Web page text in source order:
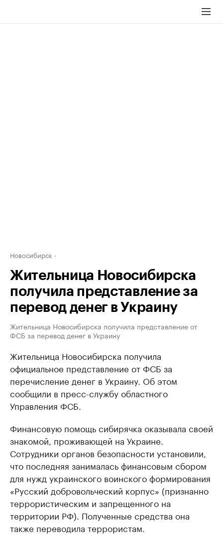
Новосибирск
Жительница Новосибирска
получила представление за
перевод денег в Украину
Жительница Новосибирска получила представление от
ФСБ за перевод денег в Украину
Жительница Новосибирска получила
официальное представление от ФСБ за
перечисление денег в Украину. Об этом
сообщили в пресс-службу областного
Управления ФСБ.
Финансовую помощь сибирячка оказывала своей
знакомой, проживающей на Украине.
Сотрудники органов безопасности установили,
что последняя занималась финансовым сбором
для нужд украинского воинского формирования
«Русский добровольческий корпус» (признанно
террористическим и запрещенного на
территории РФ). Полученные средства она
также переводила террористам.